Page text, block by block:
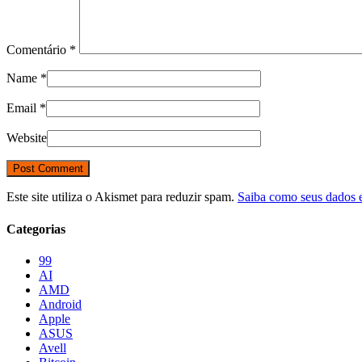
Comentário *
Name *
Email *
Website
Este site utiliza o Akismet para reduzir spam. Saiba como seus dados
Categorias
99
AI
AMD
Android
Apple
ASUS
Avell